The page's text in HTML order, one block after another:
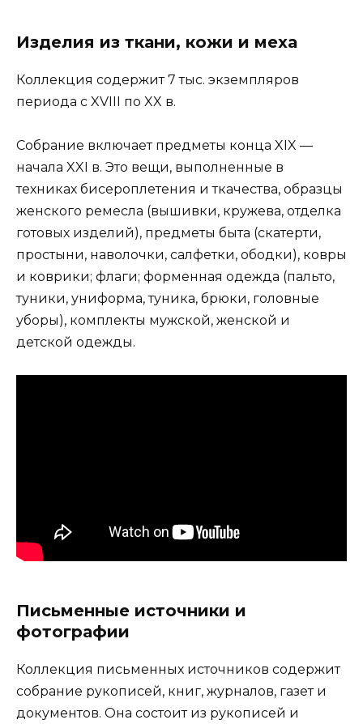
Изделия из ткани, кожи и меха
Коллекция содержит 7 тыс. экземпляров
периода с XVIII по XX в.
Собрание включает предметы конца XIX —
начала XXI в. Это вещи, выполненные в
техниках бисероплетения и ткачества, образцы
женского ремесла (вышивки, кружева, отделка
готовых изделий), предметы быта (скатерти,
простыни, наволочки, салфетки, ободки), ковры
и коврики; флаги; форменная одежда (пальто,
туники, униформа, туника, брюки, головные
уборы), комплекты мужской, женской и
детской одежды.
Письменные источники и
фотографии
Коллекция письменных источников содержит
собрание рукописей, книг, журналов, газет и
документов. Она состоит из рукописей и